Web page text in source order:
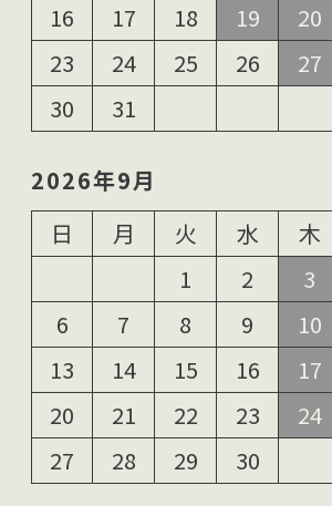
16
17 18 19 20
23
24 25 26 27
30
31
2026年9月
日
月 火 水 木
1
2 3
6
7 8 9 10
13
14 15 16 17
20
21 22 23 24
27
28 29 30